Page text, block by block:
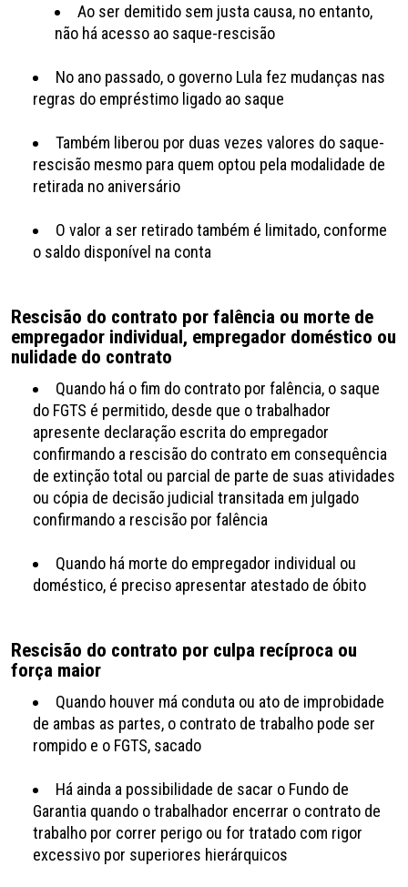
Ao ser demitido sem justa causa, no entanto,
não há acesso ao saque-rescisão
No ano passado, o governo Lula fez mudanças nas
regras do empréstimo ligado ao saque
Também liberou por duas vezes valores do saque-
rescisão mesmo para quem optou pela modalidade de
retirada no aniversário
O valor a ser retirado também é limitado, conforme
o saldo disponível na conta
Rescisão do contrato por falência ou morte de
empregador individual, empregador doméstico ou
nulidade do contrato
Quando há o fim do contrato por falência, o saque
do FGTS é permitido, desde que o trabalhador
apresente declaração escrita do empregador
confirmando a rescisão do contrato em consequência
de extinção total ou parcial de parte de suas atividades
ou cópia de decisão judicial transitada em julgado
confirmando a rescisão por falência
Quando há morte do empregador individual ou
doméstico, é preciso apresentar atestado de óbito
Rescisão do contrato por culpa recíproca ou
força maior
Quando houver má conduta ou ato de improbidade
de ambas as partes, o contrato de trabalho pode ser
rompido e o FGTS, sacado
Há ainda a possibilidade de sacar o Fundo de
Garantia quando o trabalhador encerrar o contrato de
trabalho por correr perigo ou for tratado com rigor
excessivo por superiores hierárquicos